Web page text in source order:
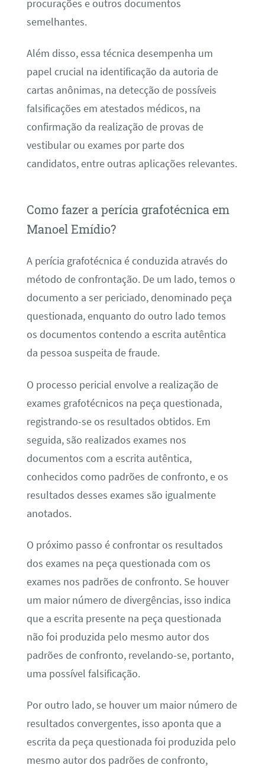
procurações e outros documentos
semelhantes.
Além disso, essa técnica desempenha um
papel crucial na identificação da autoria de
cartas anônimas, na detecção de possíveis
falsificações em atestados médicos, na
confirmação da realização de provas de
vestibular ou exames por parte dos
candidatos, entre outras aplicações relevantes.
Como fazer a perícia grafotécnica em
Manoel Emídio?
A perícia grafotécnica é conduzida através do
método de confrontação. De um lado, temos o
documento a ser periciado, denominado peça
questionada, enquanto do outro lado temos
os documentos contendo a escrita autêntica
da pessoa suspeita de fraude.
O processo pericial envolve a realização de
exames grafotécnicos na peça questionada,
registrando-se os resultados obtidos. Em
seguida, são realizados exames nos
documentos com a escrita autêntica,
conhecidos como padrões de confronto, e os
resultados desses exames são igualmente
anotados.
O próximo passo é confrontar os resultados
dos exames na peça questionada com os
exames nos padrões de confronto. Se houver
um maior número de divergências, isso indica
que a escrita presente na peça questionada
não foi produzida pelo mesmo autor dos
padrões de confronto, revelando-se, portanto,
uma possível falsificação.
Por outro lado, se houver um maior número de
resultados convergentes, isso aponta que a
escrita da peça questionada foi produzida pelo
mesmo autor dos padrões de confronto,